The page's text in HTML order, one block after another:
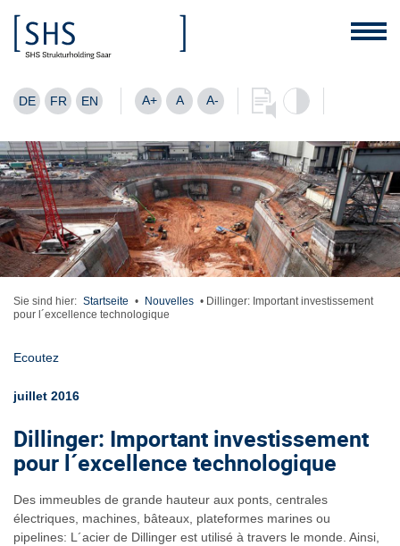
DE FR EN A+ A A-
Sie sind hier: Startseite • Nouvelles • Dillinger: Important investissement
pour l´excellence technologique
Ecoutez
juillet 2016
Dillinger: Important investissement
pour l´excellence technologique
Des immeubles de grande hauteur aux ponts, centrales
électriques, machines, bâteaux, plateformes marines ou
pipelines: L´acier de Dillinger est utilisé à travers le monde. Ainsi,